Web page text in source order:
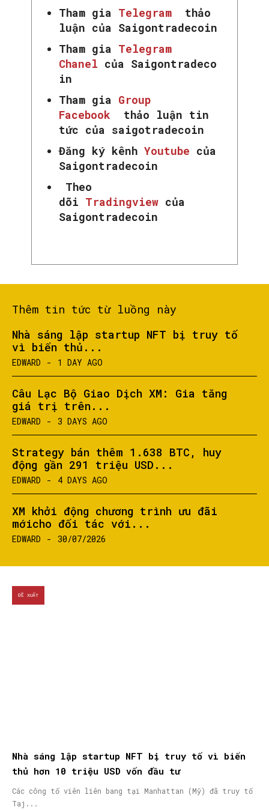
Tham gia Telegram
thảo
luận của Saigontradecoin
Tham gia Telegram
Chanel của Saigontradeco
in
Tham gia Group
Facebook
thảo luận tin
tức của saigotradecoin
Đăng ký kênh Youtube của
Saigontradecoin
Theo
dõi Tradingview của
Saigontradecoin
Thêm tin tức từ luồng này
Nhà sáng lập startup NFT bị truy tố
vì biển thủ...
EDWARD - 1 DAY AGO
Câu Lạc Bộ Giao Dịch XM: Gia tăng
giá trị trên...
EDWARD - 3 DAYS AGO
Strategy bán thêm 1.638 BTC, huy
động gần 291 triệu USD...
EDWARD - 4 DAYS AGO
XM khởi động chương trình ưu đãi
mớicho đối tác với...
EDWARD - 30/07/2026
ĐỀ XUẤT
Nhà sáng lập startup NFT bị truy tố vì biển
thủ hơn 10 triệu USD vốn đầu tư
Các công tố viên liên bang tại Manhattan (Mỹ) đã truy tố
Taj...